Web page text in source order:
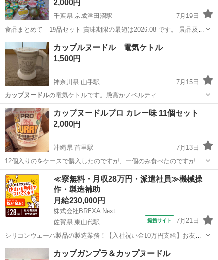
2,000円
千葉県 京成津田沼駅
7月19日
食品まとめて 19品セット 賞味期限の最短は2026.08 です。 景品及び
自宅保管です。
千葉 船橋市 京成津田沼駅 食品 バーレル
カップルヌードル 電気ケトル
1,500円
神奈川県 山手駅
7月15日
カップヌードルの電気ケトルです。懸賞かノベルティ…
神奈川 横浜市 山手駅 キッチン家電 電気ケトル
カップヌードルプロ カレー味 11個セット
2,000円
沖縄県 首里駅
7月13日
12個入りのをケースで購入したのですが、一個のみ食べたのですが自
分の好みの味ではなかったので残り11個をご興味のある方へとお譲り
します。 めちゃくちゃお買い得だと思います。早い者勝ち
沖縄 島尻郡 首里駅 食品
≪寮無料・月収28万円・派遣社員≫機械操
作・製造補助
月給230,000円
株式会社BREXA Next
佐賀県 東山代駅
提携サイト 7月21日
シリコンウェーハ製品の製造業務！【入社祝い金10万円支給】お友達
やカップルとの応募OK◎年間休日129日＆休出なしでプライベート充
実♪業務はクリーンルームで快適作業◎自社正社員登用制度あり★1食
佐賀 伊万里市 東山代駅
カップガンプラ＆カップヌードル